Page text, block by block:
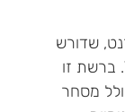
שדורש
גישה באמצעות תוכנות מיוחדות כמו Tor. ברשת זו
מסחר